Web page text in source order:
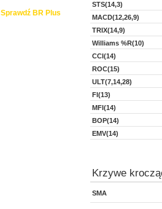
STS(14,3)
MACD(12,26,9)
TRIX(14,9)
Williams %R(10)
CCI(14)
ROC(15)
ULT(7,14,28)
FI(13)
MFI(14)
BOP(14)
EMV(14)
Krzywe
SMA
Sprawdź BR Plus